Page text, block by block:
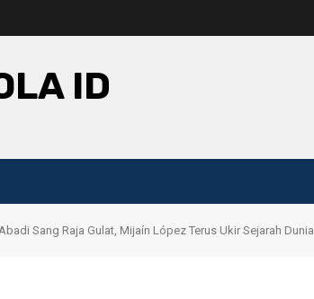
ID
Sang Raja Gulat, Mijaín López Terus Ukir Sejarah Dunia